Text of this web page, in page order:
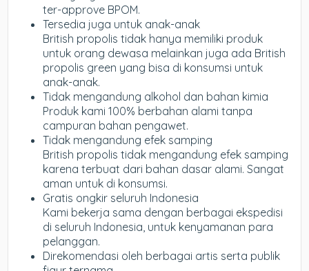
ter-approve BPOM.
Tersedia juga untuk anak-anak
British propolis tidak hanya memiliki produk
untuk orang dewasa melainkan juga ada British
propolis green yang bisa di konsumsi untuk
anak-anak.
Tidak mengandung alkohol dan bahan kimia
Produk kami 100% berbahan alami tanpa
campuran bahan pengawet.
Tidak mengandung efek samping
British propolis tidak mengandung efek samping
karena terbuat dari bahan dasar alami. Sangat
aman untuk di konsumsi.
Gratis ongkir seluruh Indonesia
Kami bekerja sama dengan berbagai ekspedisi
di seluruh Indonesia, untuk kenyamanan para
pelanggan.
Direkomendasi oleh berbagai artis serta publik